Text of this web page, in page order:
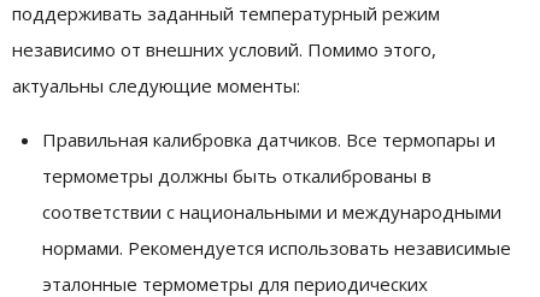
поддерживать заданный температурный режим
независимо от внешних условий. Помимо этого,
актуальны следующие моменты:
Правильная калибровка датчиков. Все термопары и
термометры должны быть откалиброваны в
соответствии с национальными и международными
нормами. Рекомендуется использовать независимые
эталонные термометры для периодических